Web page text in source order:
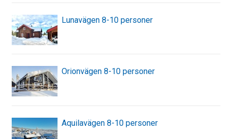
Lunavägen 8-10 personer
Orionvägen 8-10 personer
Aquilavägen 8-10 personer